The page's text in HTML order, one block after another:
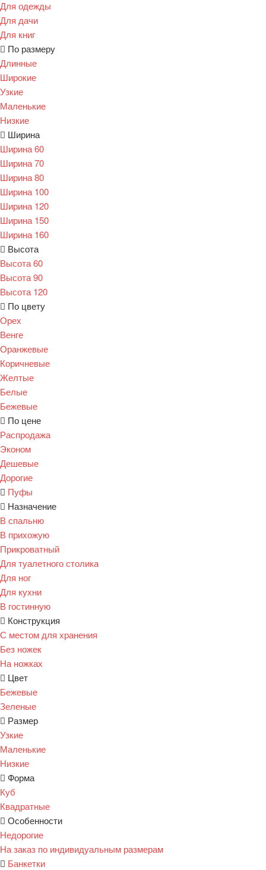
Для одежды
Для дачи
Для книг
По размеру
Длинные
Широкие
Узкие
Маленькие
Низкие
Ширина
Ширина 60
Ширина 70
Ширина 80
Ширина 100
Ширина 120
Ширина 150
Ширина 160
Высота
Высота 60
Высота 90
Высота 120
По цвету
Орех
Венге
Оранжевые
Коричневые
Желтые
Белые
Бежевые
По цене
Распродажа
Эконом
Дешевые
Дорогие
Пуфы
Назначение
В спальню
В прихожую
Прикроватный
Для туалетного столика
Для ног
Для кухни
В гостинную
Конструкция
С местом для хранения
Без ножек
На ножках
Цвет
Бежевые
Зеленые
Размер
Узкие
Маленькие
Низкие
Форма
Куб
Квадратные
Особенности
Недорогие
На заказ по индивидуальным размерам
Банкетки